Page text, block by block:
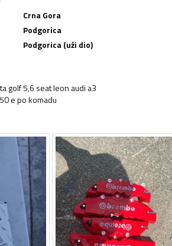
Crna Gora
Podgorica
Podgorica (uži dio)
golf 5,6 seat leon audi a3
e po komadu